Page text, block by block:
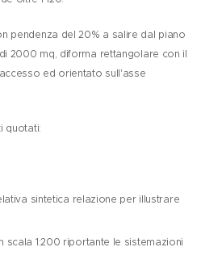
pendenza del 20% a salire dal piano
2000 mq, diforma rettangolare con il
ed orientato sull'asse
quotati:
sintetica relazione per illustrare
scala 1:200 riportante le sistemazioni